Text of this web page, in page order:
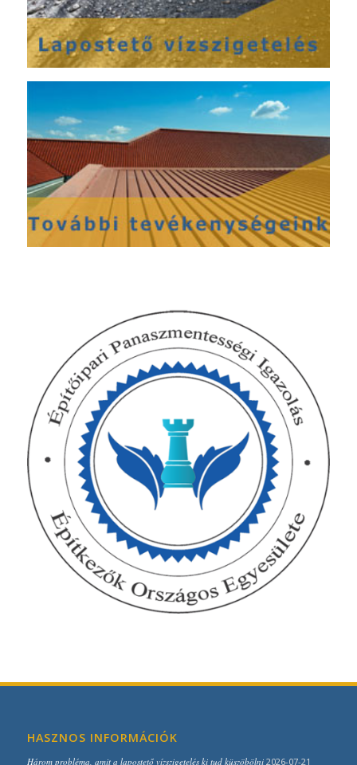
HASZNOS INFORMÁCIÓK
Három probléma, amit a lapostető vízszigetelés ki tud küszöbölni 2026-07-21